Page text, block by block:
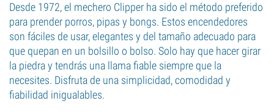
Desde 1972, el mechero Clipper ha sido el método preferido
para prender porros, pipas y bongs. Estos encendedores
son fáciles de usar, elegantes y del tamaño adecuado para
que quepan en un bolsillo o bolso. Solo hay que hacer girar
la piedra y tendrás una llama fiable siempre que la
necesites. Disfruta de una simplicidad, comodidad y
fiabilidad inigualables.